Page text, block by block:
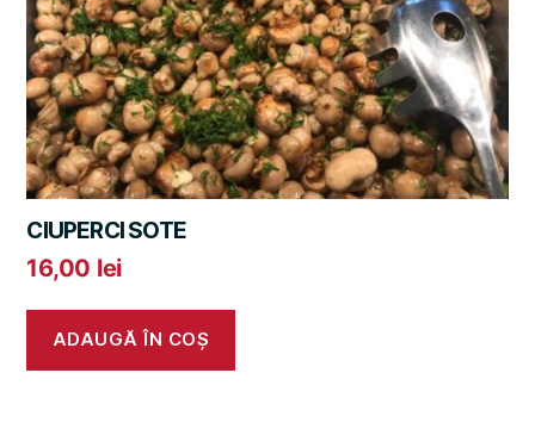
CIUPERCI SOTE
16,00 lei
ADAUGĂ ÎN COȘ